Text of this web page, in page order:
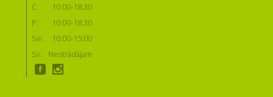
C:
10:00-18:30
P:
10:00-18:30
Se:
10:00-15:00
Sv:
Nestrādājam